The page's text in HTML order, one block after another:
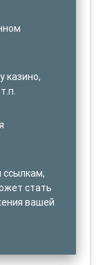
казино,
стать
вашей